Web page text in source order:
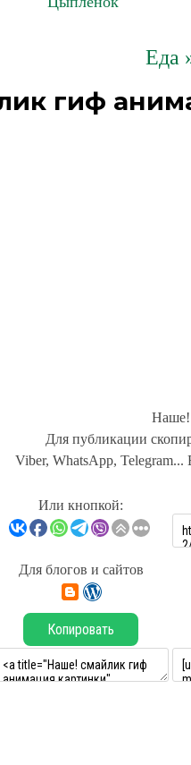
Еда
гиф
Наше!
Для публикации
Viber, WhatsApp, Telegram...
Или кнопкой:
Для блогов и сайтов
Копировать